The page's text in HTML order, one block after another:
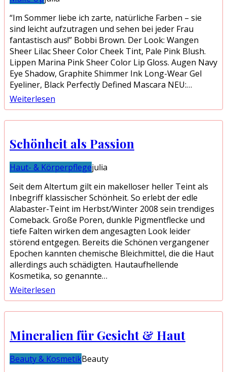
“Im Sommer liebe ich zarte, natürliche Farben – sie
sind leicht aufzutragen und sehen bei jeder Frau
fantastisch aus!” Bobbi Brown. Der Look: Wangen
Sheer Lilac Sheer Color Cheek Tint, Pale Pink Blush.
Lippen Marina Pink Sheer Color Lip Gloss. Augen Navy
Eye Shadow, Graphite Shimmer Ink Long-Wear Gel
Eyeliner, Black Perfectly Defined Mascara NEU:…
Weiterlesen
Schönheit als Passion
Haut- & Körperpflegejulia
Seit dem Altertum gilt ein makelloser heller Teint als
Inbegriff klassischer Schönheit. So erlebt der edle
Alabaster-Teint im Herbst/Winter 2008 sein trendiges
Comeback. Große Poren, dunkle Pigmentflecke und
tiefe Falten wirken dem angesagten Look leider
störend entgegen. Bereits die Schönen vergangener
Epochen kannten chemische Bleichmittel, die die Haut
allerdings auch schädigten. Hautaufhellende
Kosmetika, so genannte…
Weiterlesen
Mineralien für Gesicht & Haut
Beauty & KosmetikBeauty